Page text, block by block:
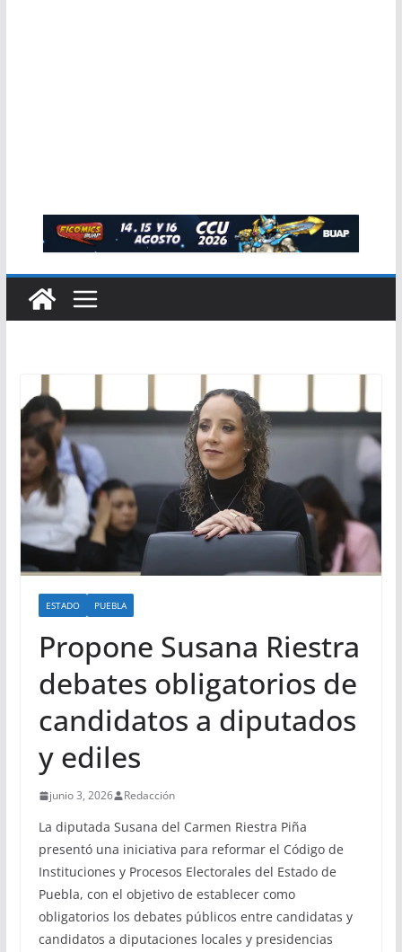
ESTADO PUEBLA
Propone Susana Riestra
debates obligatorios de
candidatos a diputados
y ediles
junio 3, 2026 Redacción
La diputada Susana del Carmen Riestra Piña
presentó una iniciativa para reformar el Código de
Instituciones y Procesos Electorales del Estado de
Puebla, con el objetivo de establecer como
obligatorios los debates públicos entre candidatas y
candidatos a diputaciones locales y presidencias